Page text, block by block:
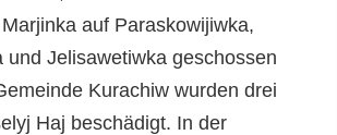
auf Paraskowijiwka,
und Jelisawetiwka geschossen
Kurachiw wurden drei
Haj beschädigt. In der